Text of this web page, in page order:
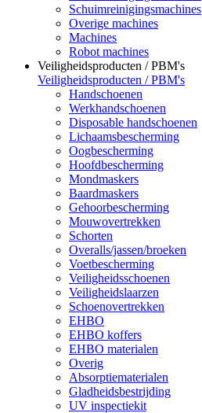
Schuimreinigingsmachines
Overige machines
Machines
Robot machines
Veiligheidsproducten / PBM's
Veiligheidsproducten / PBM's
Handschoenen
Werkhandschoenen
Disposable handschoenen
Lichaamsbescherming
Oogbescherming
Hoofdbescherming
Mondmaskers
Baardmaskers
Gehoorbescherming
Mouwovertrekken
Schorten
Overalls/jassen/broeken
Voetbescherming
Veiligheidsschoenen
Veiligheidslaarzen
Schoenovertrekken
EHBO
EHBO koffers
EHBO materialen
Overig
Absorptiematerialen
Gladheidsbestrijding
UV inspectiekit